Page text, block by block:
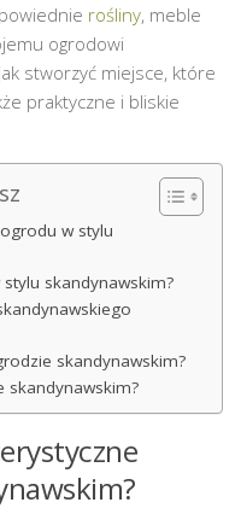
rośliny, meble
ogrodowi
stworzyć miejsce, które
praktyczne i bliskie
w stylu
skandynawskim?
skandynawskim?
skandynawskim?